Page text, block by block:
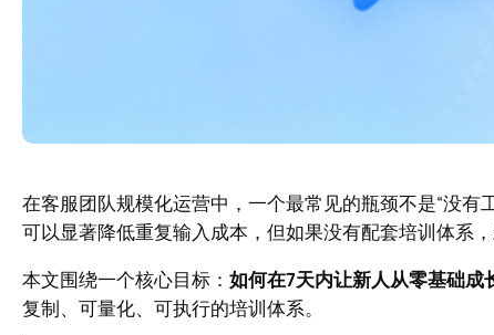
在客服团队规模化运营中，一个最常见的瓶颈不是“没有
可以显著降低重复输入成本，但如果没有配套培训体系，
本文围绕一个核心目标： 如何在7天内让新人从零基础
复制、可量化、可执行的培训体系。